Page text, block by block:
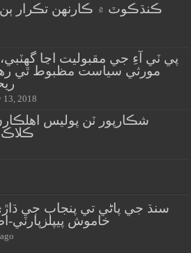
ڪنڌڪوٽ ۾ ڪارنهن تڪرار ٻن
پي ٽي آءِ جي مقبوليت اڃا
مورثي سياست مظبوط ٿي
13, 2018
ڪلاڪ
سنڌ جي پاڻي تي پنجاب جي
خاموش پيپلزپارٽي-